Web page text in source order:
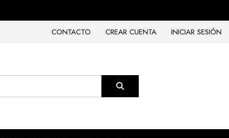
CONTACTO
CREAR CUENTA INICIAR SESIÓN